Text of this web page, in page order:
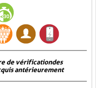
de vérification des
antérieurement